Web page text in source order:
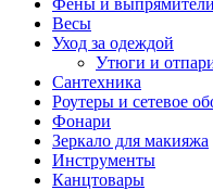
Фены и
Весы
Уход за одеждой
Утюги и
Сантехника
Роутеры и сетевое
Фонари
Зеркало для макияжа
Инструменты
Канцтовары